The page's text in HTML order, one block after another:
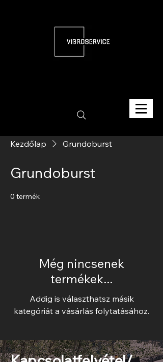
Kezdőlap Grundoburst
Grundoburst
0 termék
Még nincsenek
termékek...
Addig is választhatsz másik
kategóriát a vásárlás folytatásához.